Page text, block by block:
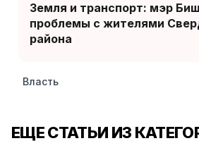
Земля и транспорт: мэр
проблемы с жителями
района
Власть
ЕЩЕ СТАТЬИ ИЗ